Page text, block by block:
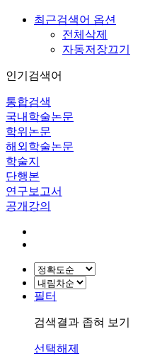
최근검색어 옵션
전체삭제
자동저장끄기
인기검색어
통합검색
국내학술논문
학위논문
해외학술논문
학술지
단행본
연구보고서
공개강의
필터
검색결과 좁혀 보기
선택해제